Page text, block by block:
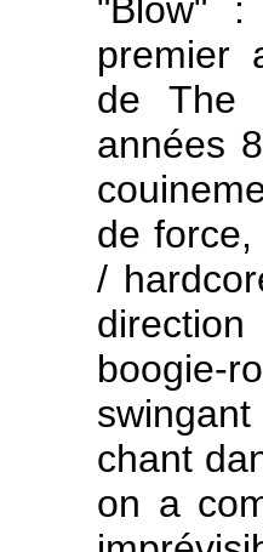
"Blow"
premier
de The
années
de
/
boogie-
chant
on a